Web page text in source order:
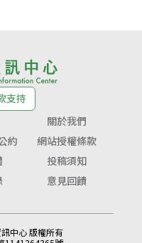
支持
關於我們
約
網站授權條款
投稿須知
意見回饋
中心 版權所有